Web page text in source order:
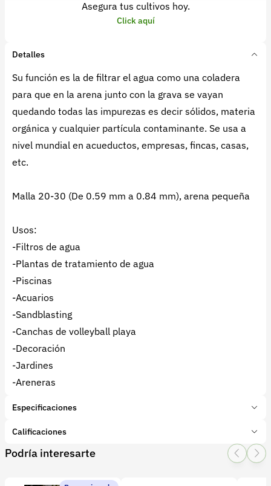
Asegura tus cultivos hoy.
Click aquí
Detalles
Su función es la de filtrar el agua como una coladera
para que en la arena junto con la grava se vayan
quedando todas las impurezas es decir sólidos, materia
orgánica y cualquier partícula contaminante. Se usa a
nivel mundial en acueductos, empresas, fincas, casas,
etc.
Malla 20-30 (De 0.59 mm a 0.84 mm), arena pequeña
Usos:
-Filtros de agua
-Plantas de tratamiento de agua
-Piscinas
-Acuarios
-Sandblasting
-Canchas de volleyball playa
-Decoración
-Jardines
-Areneras
Especificaciones
Marca:
La Leñeria
Tipo de producto:Insumo
Calificaciones
1 Star
2 Star
3 Star4 Star
Podría interesarte